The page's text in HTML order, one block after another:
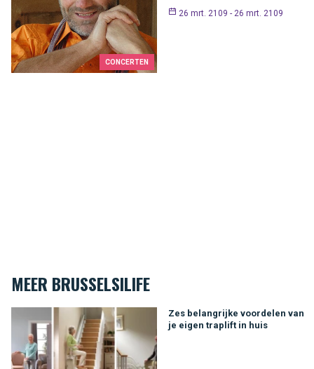
CONCERTEN
26 mrt. 2109 - 26 mrt. 2109
MEER BRUSSELSILIFE
Zes belangrijke voordelen van
je eigen traplift in huis
Zes belangrijke voordelen van je eigen traplift in huis